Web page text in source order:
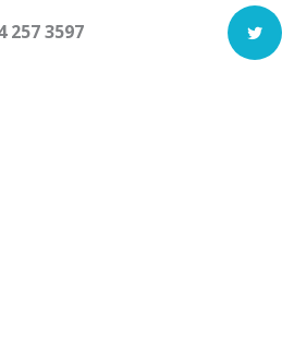
257 3597